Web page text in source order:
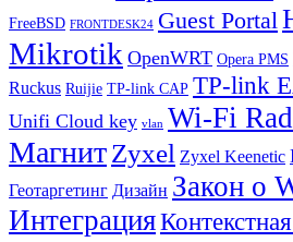
FreeBSD FRONTDESK24 Guest Portal
Mikrotik OpenWRT Opera PMS
Ruckus Ruijie TP-link CAP TP-link
Unifi Cloud key vlan Wi-Fi
МагнитZyxel Zyxel Keenetic
Геотаргетинг Дизайн Закон о
Интеграция